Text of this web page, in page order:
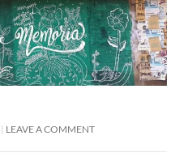
LEAVE A COMMENT